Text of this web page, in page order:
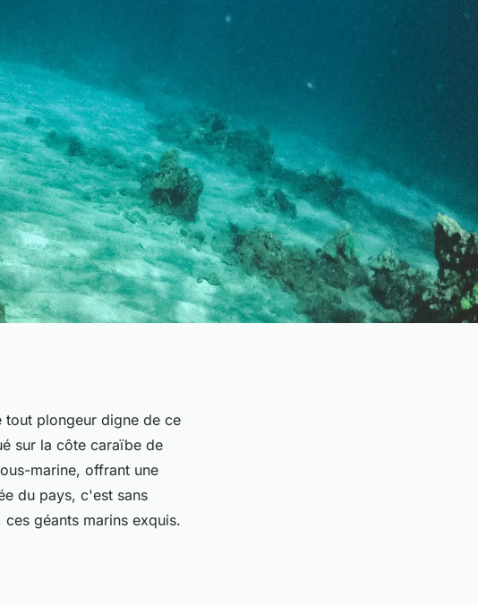
tout plongeur digne de ce
sur la côte caraïbe de
marine, offrant une
du pays, c'est sans
ces géants marins exquis.